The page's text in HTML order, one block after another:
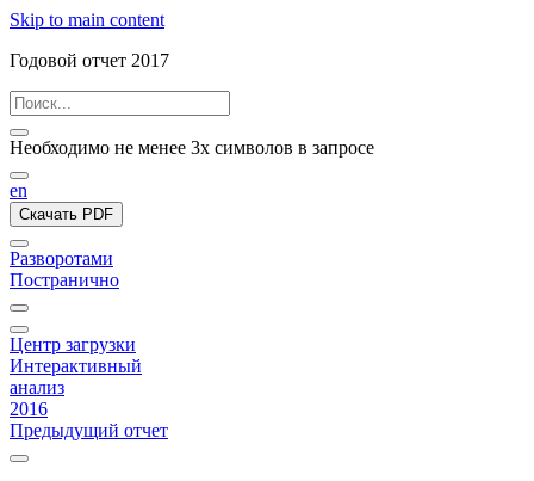
Skip to main content
Годовой отчет 2017
Необходимо не менее 3х символов в запросе
en
Скачать PDF
Разворотами
Постранично
Центр загрузки
Интерактивный
анализ
2016
Предыдущий отчет